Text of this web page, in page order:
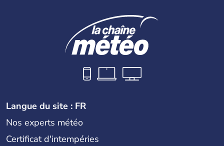
Langue du site : FR
Nos experts météo
Certificat d'intempéries